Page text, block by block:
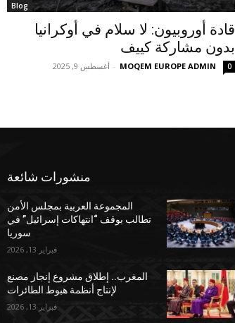
Blog
قادة أوروبيون: لا سلام في أوكرانيا
بدون مشاركة كييف
MOQEM EUROPE ADMIN
- أغسطس 9, 2025 0
منشورات شائعة
المجموعة العربية بمجلس الأمن
تطالب بوقف “انتهاكات إسرائيل” في
سوريا
فبراير 13, 2026
المغرب.. إطلاق مشروع إنجاز مصنع
لإنتاج أنظمة هبوط الطائرات
فبراير 13, 2026